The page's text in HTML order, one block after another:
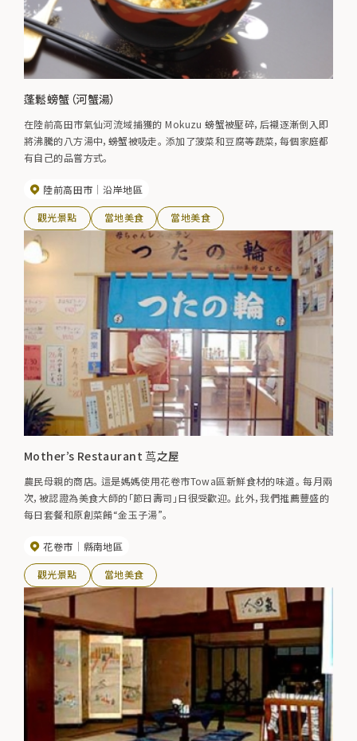
蓬鬆螃蟹（河蟹湯）
在陸前高田市氣仙河流域捕獲的 Mokuzu 螃蟹被壓碎，后襯逐漸倒入即
將沸騰的八方湯中，螃蟹被吸走。 添加了菠菜和豆腐等蔬菜，每個家庭都
有自己的品嘗方式。
陸前高田市 沿岸地區
觀光景點 當地美食 當地美食
Mother’s Restaurant 茑之屋
農民母親的商店。 這是媽媽使用花卷市Towa區新鮮食材的味道。 每月兩
次，被認證為美食大師的「節日壽司」日很受歡迎。 此外，我們推薦豐盛的
每日套餐和原創菜餚“金玉子湯”。
花卷市 縣南地區
觀光景點 當地美食